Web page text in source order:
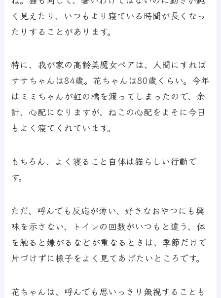
く見えたり、いつもより寝ている時間が長くなっ
たりすることがあります。
特に、我が家の高齢美魔女ペアは、人間にすれば
ササちゃんは84歳。花ちゃんは80歳くらい。今年
はミミちゃんが虹の橋を渡ってしまったので、余
計、心配になりますが、ねこの心配をよそに今日
もよく寝てくれています。
もちろん、よく寝ること自体は猫らしい行動で
す。
ただ、呼んでも反応が薄い、好きなおやつにも興
味を示さない、トイレの回数がいつもと違う、体
を触ると嫌がるなどが重なるときは、季節だけで
片づけずに様子をよく見てあげたいところです。
花ちゃんは、呼んでも思いっきり無視することも